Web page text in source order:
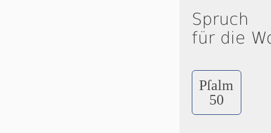
Spruch
für die
Pſalm
50